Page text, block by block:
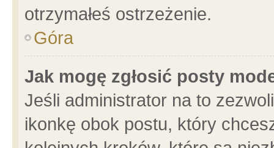
otrzymałeś ostrzeżenie.
Góra
Jak mogę zgłosić posty
Jeśli administrator na to
ikonkę obok postu, który